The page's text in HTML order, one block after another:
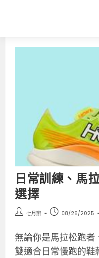
日常訓練、馬
選擇
七月辦 08/26/2025
無論你是馬拉松跑
雙適合日常慢跑的鞋